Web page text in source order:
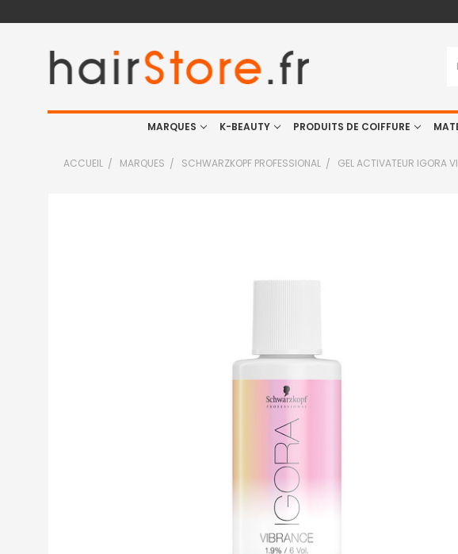
MARQUES K-BEAUTY PRODUITS DE COIFFURE
ACCUEIL MARQUES SCHWARZKOPF PROFESSIONAL GEL ACTIVATEUR IGORA